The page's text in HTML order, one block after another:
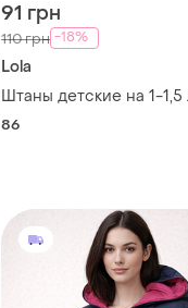
91 грн
110 грн -18%
Lola
Штаны детские на 1-1,5
86